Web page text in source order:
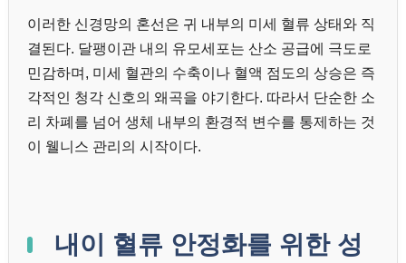
이러한 신경망의 혼선은 귀 내부의 미세 혈류 상태와 직
결된다. 달팽이관 내의 유모세포는 산소 공급에 극도로
민감하며, 미세 혈관의 수축이나 혈액 점도의 상승은 즉
각적인 청각 신호의 왜곡을 야기한다. 따라서 단순한 소
리 차폐를 넘어 생체 내부의 환경적 변수를 통제하는 것
이 웰니스 관리의 시작이다.
내이 혈류 안정화를 위한 성